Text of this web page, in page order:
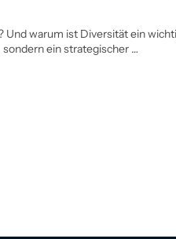
warum ist Diversität ein
ein strategischer …